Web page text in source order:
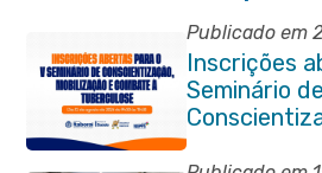
Publicado em
Inscrições
Seminário de
e Combate